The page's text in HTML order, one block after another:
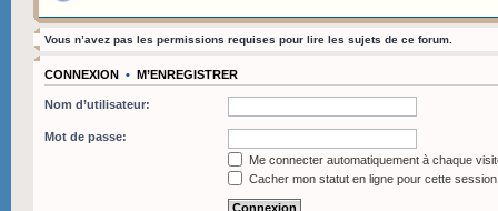
Vous n’avez pas les permissions requises pour lire les sujets de ce forum.
CONNEXION • M’ENREGISTRER
Nom d’utilisateur:
Mot de passe:
Me connecter automatiquement à chaque
Cacher mon statut en ligne pour cette session